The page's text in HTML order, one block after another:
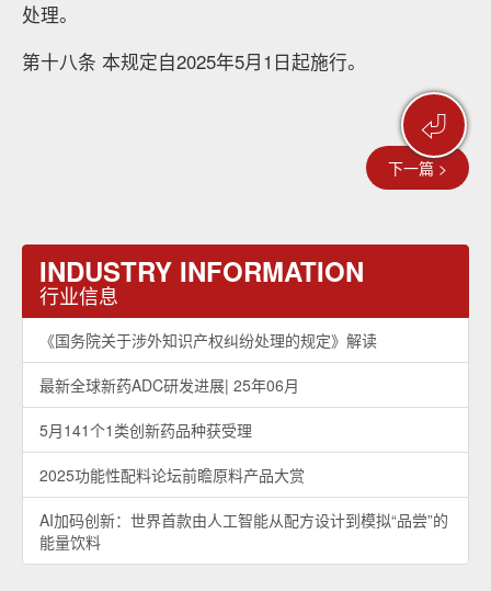
⏎
处理。
第十八条 本规定自2025年5月1日起施行。
下一篇 >
INDUSTRY INFORMATION
行业信息
《国务院关于涉外知识产权纠纷处理的规定》解读
最新全球新药ADC研发进展| 25年06月
5月141个1类创新药品种获受理
2025功能性配料论坛前瞻原料产品大赏
AI加码创新：世界首款由人工智能从配方设计到模拟“品尝”的
能量饮料